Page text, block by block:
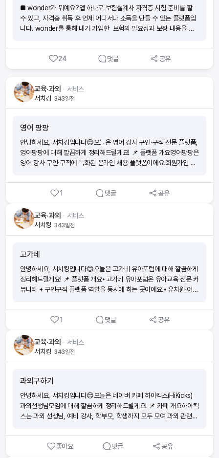
면, 훈장마을은 “사교육 분야 채용의 표준 플랫폼”이라고 할 수 있습니
다.학원 원장님과 구직자 모두가 효율적으로 만날 수 있는 구조라서,
교육업계에서는 빼놓을 수 없는 채널이에요📚✨
능으로 직접 연락 → 매칭 속도↑✅ 과목/분야/지역별 데이터베이스
체계적 정리 📈 주요 수치등록 강사/구직자 DB: 수만 명 이상채용 분
야: 국어, 영어, 수학, 과학, 예체능, 어학, 컴퓨터, 한국사 등이용자 타
정보 등) 필요❗ 플랫폼 자체 심사 과정이 다소 제한적이라, 공고 품질
스페셜 광고 병행을 활용하면 빠른 구인 가능 👍구직자는 이력서 등록
시 지역·과목 필터 최적화를 통해 노출 기회 극대화단순 이력서 등록보
다는 자세한 자기소개·경력 기술이 스카우트 확률을 높여줍니다. ✅ 정
구인구직 플랫폼이에요.무료 등록과 세부 필터 기반 인재검색, 직접연
락 시스템이 강점이며,빠른 매칭을 원하는 학원과 안정적인 채용 기회
를 찾는 강사 모두에게 유용합니다😊
■ wonder가 뭐예요?앱 하나로 보험설계사 자격증 시험 준비를 할
수 있고, 자격증 취득 후 언제 어디서나 소득을 만들 수 있는 플랫폼입
니다. wonder를 통해 내가 가입한 보험의 필요성과 보장 내용을 이
더 편리하게! ‘ wonder앱으로 하면 지출이었던 보험료가 소득이 돼요.
■ 요즘 보험 부업이 많던데요 wonder의 장점은 뭔가요?(1)내 라
이프스타일에 방해되지 않게 스스로 자격증 준비가 가능해요. 휴먼압
는 회사가 부담해요.(3)자격증을 취득하면 출근 없이 앱 하나로 소득을
만들 수 있어요.(4)시작부터 함께하는 전문 매니저가 전 과정을 도와드
려요.(5)나도 모르게 보험전문지식이 향상되어 있어요. ■ 절차가 궁
3배의 수수료와 축하금 최대 60만원을 받을 수 있어요 [예시] 보험료
10만원 ■ 시험이 많이 어렵나요? 아니요! 하지만, 모의고사 문제와
답만 외우면 헷갈릴 수 있으니 보기 내용의 이해가 필요해요. (예) 모의
고사에서 ‘틀린 것’은? 으로 외웠는데, 실제 시험에서는 ‘맞는 것을 고
점수를 70점 이상 목표로 반복적으로 풀면서 점차 점수를 높여보세
요! ■ 시험신청 및 시험공부 꿀팁!1. wonder 앱에서 회원가입 후 ‘도
~3주 전부터 동영상강의,모의고사, 요약정리를 반복해서 하루에 일정
시간을 정해두고 벼락치기로 집중도를 높여보세요. 모의고사는 최소 4
~5번 풀어 보시는 게 좋아요. 3. 시험 직전에는 실제 시험처럼 PDF파
꼼하게 읽어 보시고 준비물 챙겨주세요. 2과목 모두 60점 이상 시 합
격입니다!
24 댓글 공유
교육·과외 ᆞ 서비스
서치킹 343일전
영어 팡팡
안녕하세요, 서치킹입니다😊오늘은 영어 강사 구인·구직 전문 플랫폼,
영어팡팡에 대해 깔끔하게 정리해드릴게요! 📌 플랫폼 개요영어팡팡은
영어 강사 구인·구직에 특화된 온라인 채용 플랫폼이에요.회원가입 후
다. 주요 특징은 크게 세 가지!1. 영어 강사 채용에만 집중된 전문성2.
개인정보 수집·관리를 통한 맞춤형 서비스3. 취업사기 예방과 법률 안
국어 등 다른 과목은 배제하고 오직 영어 강사 채용 정보에 집중합니
다.핸드폰·이메일 인증을 통해 계정 안전성을 높였어요. ⦁ 개인정보 관
리 체계이름, 출생연도, 성별, 사업자정보 등 다양한 개인정보와 서비
설계되어 있습니다. ⦁ 법률 준수 안내법정 최저임금, 남녀고용평등, 연
령차별금지 등 주요 고용 관련 법규를 적극 고지해구인자·구직자 모두
의 리스크를 줄여주는 역할을 합니다. ⚖️ 경쟁 플랫폼과 비교⦁ 영어팡
팡: 영어 강사 구인·구직 전문 / 광고·결제 구조 존재 / 법률 안내·안전
서당 선결제 구조 / 서비스 범위는 넓지만 광고비 비중 큼👉 영어팡팡
점이 차별화 포인트예요. ⚠️ 이용자 유의사항⦁ 취업사기 및 보이스피
싱 주의사이트 초기 화면부터 보이스피싱, 취업사기 관련 공지를 강조
합니다. ⦁ 법정 규정 준수최저임금, 고용차별금지, 관련 법규 위반 시
줄 총평영어팡팡은 진입장벽이 낮고, 안전장치와 법률 안내를 철저히
초점을 두고 운영하는 만큼, 영어 분야 채용 정보를 찾는 분들에게 특
히 적합합니다👍
1 댓글 공유
교육·과외 ᆞ 서비스
서치킹 343일전
고가네
안녕하세요, 서치킹입니다😊오늘은 고가네 유아포럼에 대해 깔끔하게
정리해드릴게요! 📌 플랫폼 개요⦁ 고가네 유아포럼은 유아교육 전문 커
뮤니티 + 구인구직 플랫폼 역할을 동시에 하는 곳이에요.⦁ 유치원·어린
까지 이뤄지고 있죠. 🌟 주요 특징⦁ 유아교육 네트워킹 허브: 현직 교
사, 학부모, 예비교사 간 활발한 소통⦁ 구인구직 서비스: 유치원·어린이
자료, 현장 경험담 공유 가능⦁ 커뮤니티 기능: 이야기방, 갤러리, 설문
조사 등 상호작용 공간 제공⦁ 전문성 보장: 현직 교사·간호사 등 전문가
가 운영진으로 참여⦁ 온·오프라인 행사: 세미나, 포럼, 워크숍 개최로
교사, 예비교사, 학부모⦁ 전국 단위로 활발히 활동⦁ 커뮤니티는 다소 올
드한 UI지만, 실용성과 충성도 높은 회원 활동이 특징 💡 활용 가치⦁
유아교육 종사자: 현장 정보, 네트워킹, 채용 기회 확보⦁ 학부모: 실제
사례와 해결책 공유, 육아 관련 지식 허브⦁ 관련 업계(출판·교육서비
뮤니티로,자료·경험·구인구직이 동시에 가능한 현장 밀착형 플랫폼이
1 댓글 공유
교육·과외 ᆞ 서비스
서치킹 343일전
과외구하기
안녕하세요, 서치킹입니다😊오늘은 네이버 카페 하이킥스(HiKicks)
과외선생님모임에 대해 깔끔하게 정리해드릴게요! 📌 카페 개요하이킥
스는 과외 선생님, 예비 강사, 학부모, 학생까지 모두 모여 과외 관련
한 홍보 공간이 아니라, 실제 수업 노하우·자료 공유·모임 활동까지 이
어지는 실질적인 소통 공간으로 알려져 있습니다. 👥 회원 구성⦁ 현직
좋아요 댓글 공유